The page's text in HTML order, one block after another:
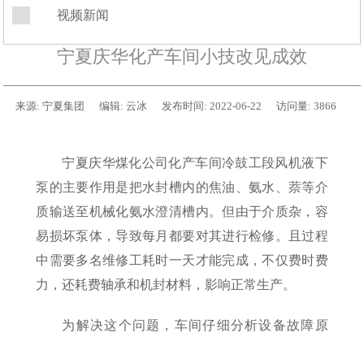
视频新闻
宁夏庆华化产车间小技改见成效
来源: 宁夏集团 编辑: 云冰 发布时间: 2022-06-22 访问量: 3866
宁夏庆华煤化公司化产车间冷鼓工段风机液下
泵的主要作用是把水封槽内的焦油、氨水、萘等介
质输送至机械化氨水澄清槽内。但由于介质杂，容
易损坏泵体，导致每月都要对其进行检修。且过程
中需要多名维修工耗时一天才能完成，不仅费时费
力，还耗费轴承和机封材料，影响正常生产。
为解决这个问题，车间仔细分析设备故障原